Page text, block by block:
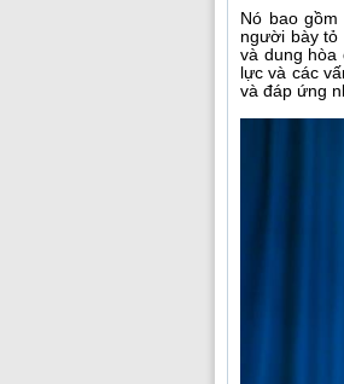
Nó bao
người bày tỏ
và dung hòa
lực và các
và đáp ứng